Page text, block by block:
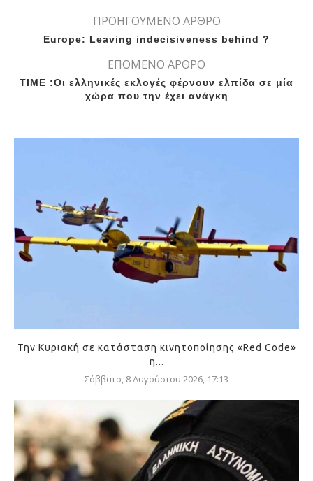
ΠΡΟΗΓΟΥΜΕΝΟ ΑΡΘΡΟ
Europe: Leaving indecisiveness behind ?
ΕΠΟΜΕΝΟ ΑΡΘΡΟ
TIME :Οι ελληνικές εκλογές φέρνουν ελπίδα σε μία
χώρα που την έχει ανάγκη
Την Κυριακή σε κατάσταση κινητοποίησης «Red Code»
η...
Σάββατο, 8 Αυγούστου 2026, 17:13